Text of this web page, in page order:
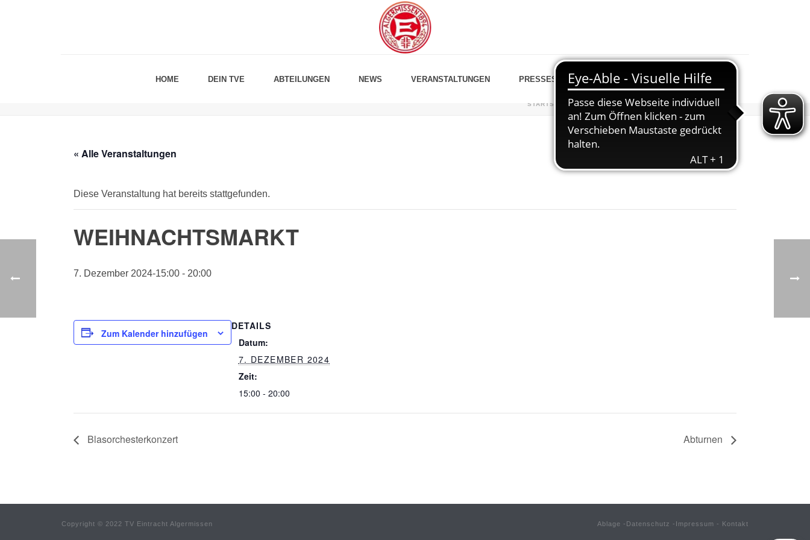
HOME DEIN TVE ABTEILUNGEN NEWS VERANSTALTUNGEN PRESSESPIEGEL SHOP
STARTSEITE»VERANSTALTUNGEN» WEIHNACHTSMARKT
« Alle Veranstaltungen
Diese Veranstaltung hat bereits stattgefunden.
WEIHNACHTSMARKT
7. Dezember 2024-15:00 - 20:00
Zum Kalender hinzufügen
DETAILS
Datum:
7. DEZEMBER 2024
Zeit:
15:00 - 20:00
Blasorchesterkonzert Abturnen
Copyright © 2022 TV Eintracht Algermissen Ablage - Datenschutz - Impressum - Kontakt